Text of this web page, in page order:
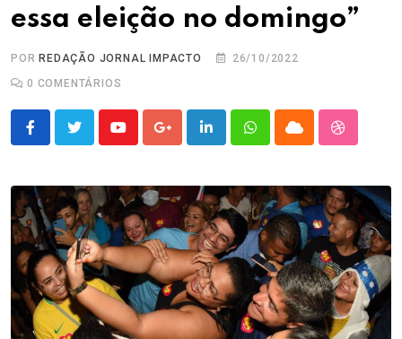
essa eleição no domingo”
POR REDAÇÃO JORNAL IMPACTO
26/10/2022
0 COMENTÁRIOS
YoutubeGoogle+LinkedInWhatsappCloud